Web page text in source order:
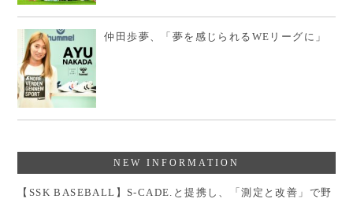
仲田歩夢、「夢を感じられるWEリーグに」
NEW INFORMATION
【SSK BASEBALL】S-CADE.と提携し、「測定と改善」で野